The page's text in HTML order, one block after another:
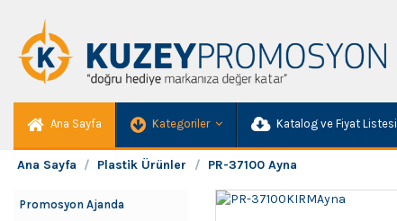
Ana Sayfa Kategoriler Katalog ve Fiyat Listesi
Ana Sayfa Plastik Ürünler PR-37100 Ayna
Promosyon Ajanda